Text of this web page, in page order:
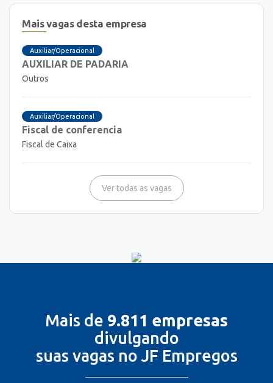
Mais vagas desta empresa
Auxiliar/Operacional
AUXILIAR DE PADARIA
Outros
Auxiliar/Operacional
Fiscal de conferencia
Fiscal de Caixa
Ver todas as vagas
Mais de 9.811 empresas
divulgando
suas vagas no JF Empregos